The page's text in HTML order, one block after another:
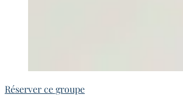
Réserver ce groupe